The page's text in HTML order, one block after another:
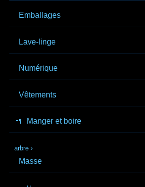
Emballages
Lave-linge
Numérique
Vêtements
🍴 Manger et boire
arbre ›
Masse